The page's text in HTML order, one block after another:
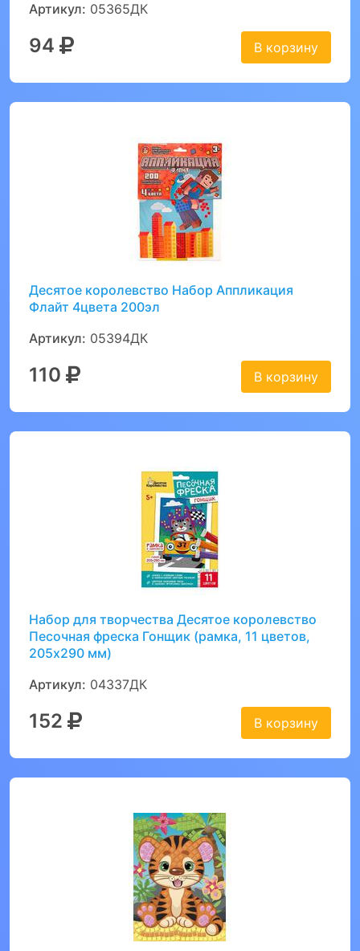
Артикул: 05365ДК
94 В корзину
Десятое королевство Набор Аппликация
Флайт 4цвета 200эл
Артикул: 05394ДК
110 В корзину
Набор для творчества Десятое королевство
Песочная фреска Гонщик (рамка, 11 цветов,
205х290 мм)
Артикул: 04337ДК
152 В корзину